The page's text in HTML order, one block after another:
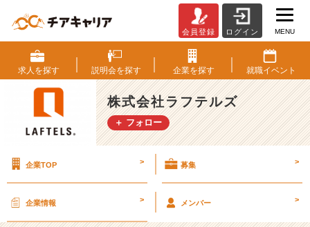
け
ま
し
て
お
め
ご
会員登録 ログイン MENU
求人を探す 説明会を探す 企業を探す 就職イベント
株式会社ラフテルズ
＋ フォロー
企業TOP > 募集 >
企業情報 > メンバー >